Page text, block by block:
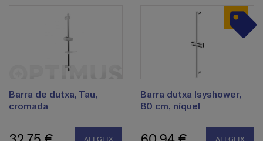
Barra de dutxa, Tau,
cromada
AFEGEIX
Barra dutxa Isyshower,
80 cm, níquel
AFEGEIX